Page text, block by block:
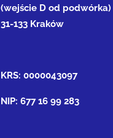
(wejście D od podwórka)
31-133 Kraków
KRS: 0000043097
NIP: 677 16 99 283